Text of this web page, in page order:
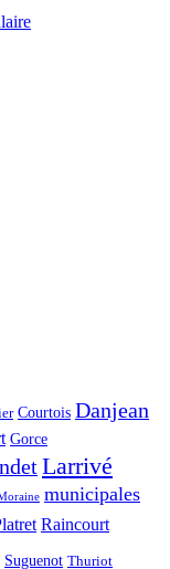
Courtois Danjean
Gorce
Larrivé
municipales
Raincourt
Suguenot Thuriot